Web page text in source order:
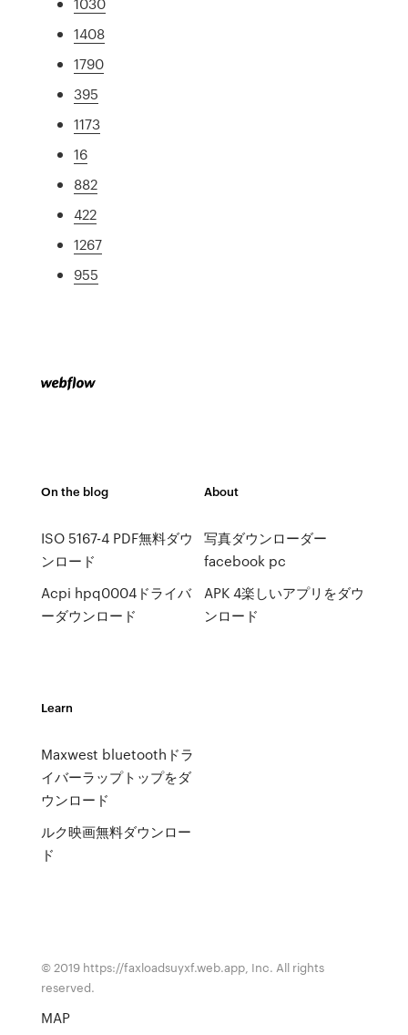
1408
1790
395
1173
16
882
422
1267
955
On the blog
ISO 5167-4 PDF無料ダウ
ンロード
Acpi hpq0004ドライバ
ーダウンロード
About
写真ダウンローダー
facebook pc
APK 4楽しいアプリをダウ
ンロード
Learn
Maxwest bluetoothドラ
イバーラップトップをダ
ウンロード
ルク映画無料ダウンロー
ド
© 2019 https://faxloadsuyxf.web.app, Inc. All rights
reserved.
MAP